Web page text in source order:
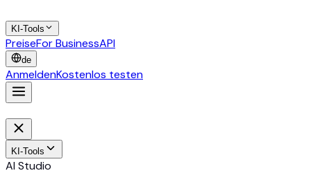
KI-Tools
PreiseFor BusinessAPI
de
AnmeldenKostenlos testen
KI-Tools
AI Studio